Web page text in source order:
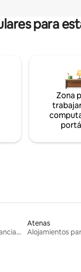
para
Zona
Alojamientos para estancias largas
Atenas